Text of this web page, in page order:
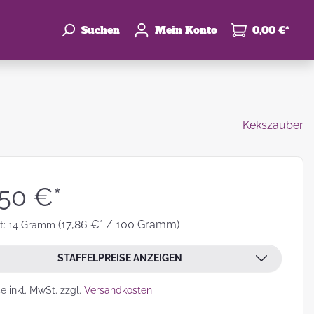
Suchen Mein Konto 0,00 €*
Kekszauber
€*
14 Gramm (17,86 €* / 100 Gramm)
STAFFELPREISE ANZEIGEN
inkl. MwSt. zzgl. Versandkosten